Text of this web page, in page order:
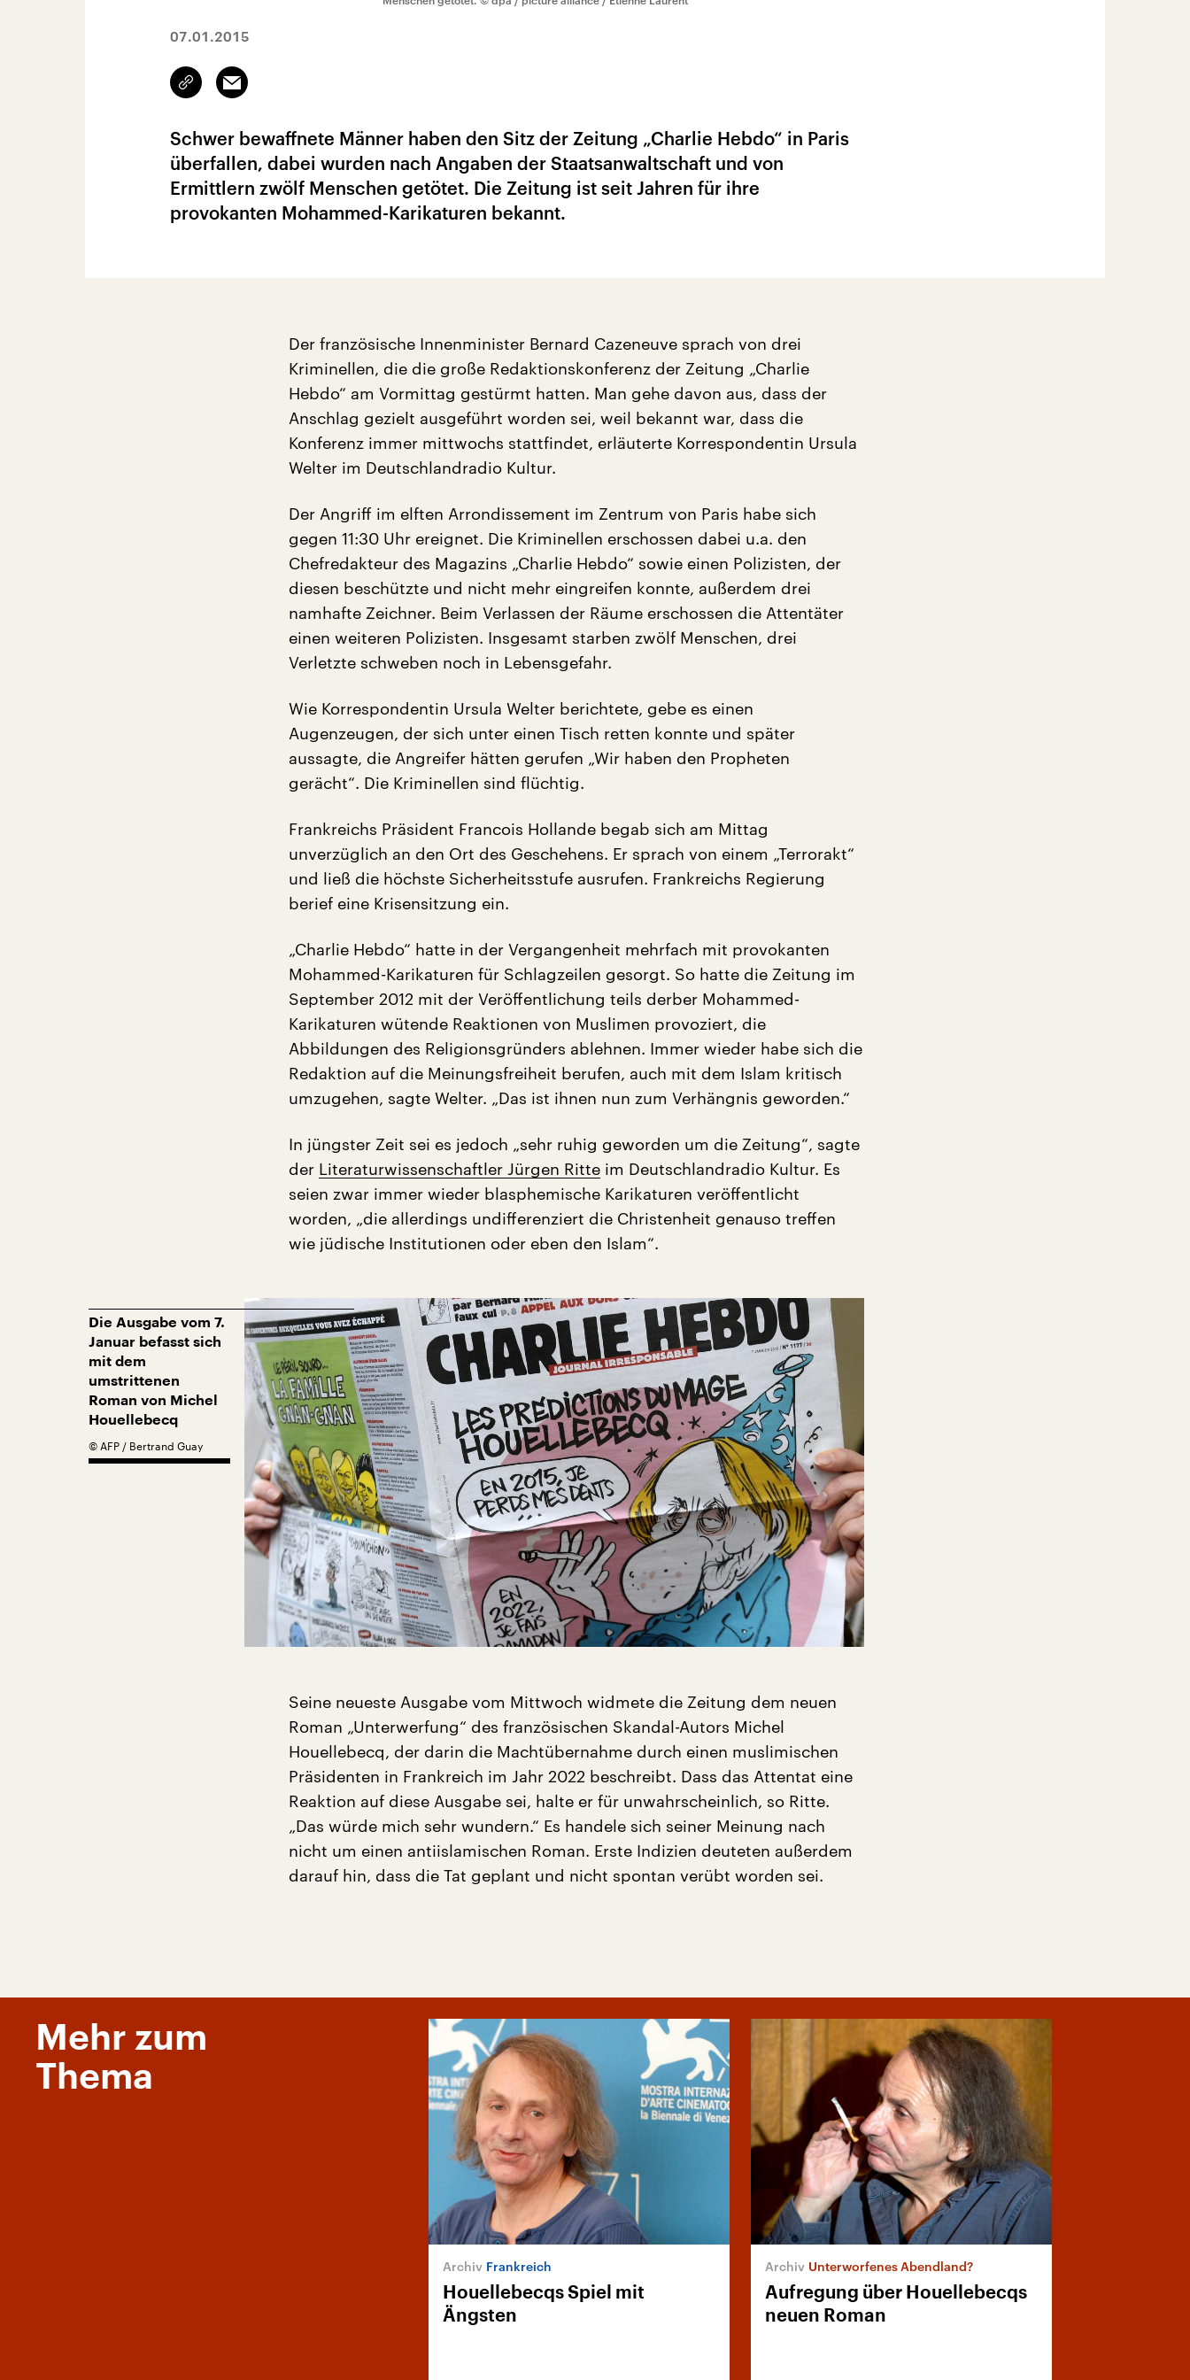
07.01.2015
Link
kopieren/teilen
Email
Schwer bewaffnete Männer haben den Sitz der Zeitung „Charlie Hebdo“ in Paris
überfallen, dabei wurden nach Angaben der Staatsanwaltschaft und von
Ermittlern zwölf Menschen getötet. Die Zeitung ist seit Jahren für ihre
provokanten Mohammed-Karikaturen bekannt.
Der französische Innenminister Bernard Cazeneuve sprach von drei
Kriminellen, die die große Redaktionskonferenz der Zeitung „Charlie
Hebdo“ am Vormittag gestürmt hatten. Man gehe davon aus, dass der
Anschlag gezielt ausgeführt worden sei, weil bekannt war, dass die
Konferenz immer mittwochs stattfindet, erläuterte Korrespondentin Ursula
Welter im Deutschlandradio Kultur.
Der Angriff im elften Arrondissement im Zentrum von Paris habe sich
gegen 11:30 Uhr ereignet. Die Kriminellen erschossen dabei u.a. den
Chefredakteur des Magazins „Charlie Hebdo“ sowie einen Polizisten, der
diesen beschützte und nicht mehr eingreifen konnte, außerdem drei
namhafte Zeichner. Beim Verlassen der Räume erschossen die Attentäter
einen weiteren Polizisten. Insgesamt starben zwölf Menschen, drei
Verletzte schweben noch in Lebensgefahr.
Wie Korrespondentin Ursula Welter berichtete, gebe es einen
Augenzeugen, der sich unter einen Tisch retten konnte und später
aussagte, die Angreifer hätten gerufen „Wir haben den Propheten
gerächt“. Die Kriminellen sind flüchtig.
Frankreichs Präsident Francois Hollande begab sich am Mittag
unverzüglich an den Ort des Geschehens. Er sprach von einem „Terrorakt“
und ließ die höchste Sicherheitsstufe ausrufen. Frankreichs Regierung
berief eine Krisensitzung ein.
„Charlie Hebdo“ hatte in der Vergangenheit mehrfach mit provokanten
Mohammed-Karikaturen für Schlagzeilen gesorgt. So hatte die Zeitung im
September 2012 mit der Veröffentlichung teils derber Mohammed-
Karikaturen wütende Reaktionen von Muslimen provoziert, die
Abbildungen des Religionsgründers ablehnen. Immer wieder habe sich die
Redaktion auf die Meinungsfreiheit berufen, auch mit dem Islam kritisch
umzugehen, sagte Welter. „Das ist ihnen nun zum Verhängnis geworden.“
In jüngster Zeit sei es jedoch „sehr ruhig geworden um die Zeitung“, sagte
der Literaturwissenschaftler Jürgen Ritte im Deutschlandradio Kultur. Es
seien zwar immer wieder blasphemische Karikaturen veröffentlicht
worden, „die allerdings undifferenziert die Christenheit genauso treffen
wie jüdische Institutionen oder eben den Islam“.
Die Ausgabe vom 7.
Januar befasst sich
mit dem
umstrittenen
Roman von Michel
Houellebecq
© AFP / Bertrand Guay
Seine neueste Ausgabe vom Mittwoch widmete die Zeitung dem neuen
Roman „Unterwerfung“ des französischen Skandal-Autors Michel
Houellebecq, der darin die Machtübernahme durch einen muslimischen
Präsidenten in Frankreich im Jahr 2022 beschreibt. Dass das Attentat eine
Reaktion auf diese Ausgabe sei, halte er für unwahrscheinlich, so Ritte.
„Das würde mich sehr wundern.“ Es handele sich seiner Meinung nach
nicht um einen antiislamischen Roman. Erste Indizien deuteten außerdem
darauf hin, dass die Tat geplant und nicht spontan verübt worden sei.
Mehr zum
Thema
Frankreich
Houellebecqs Spiel mit
Ängsten
Unterworfenes Abendland?
Aufregung über Houellebecqs
neuen Roman